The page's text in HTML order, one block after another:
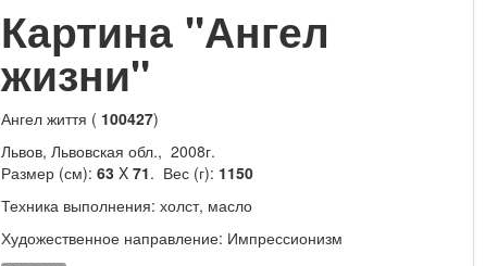
Картина "Ангел
жизни"
Ангел життя ( 100427)
Львов, Львовская обл., 2008г.
Размер (см): 63X 71. Вес (г): 1150
Техника выполнения: холст, масло
Художественное направление: Импрессионизм